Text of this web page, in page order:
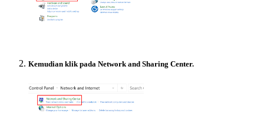
Kemudian klik pada Network and Sharing Center.